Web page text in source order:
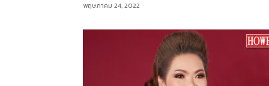
พฤษภาคม 24, 2022